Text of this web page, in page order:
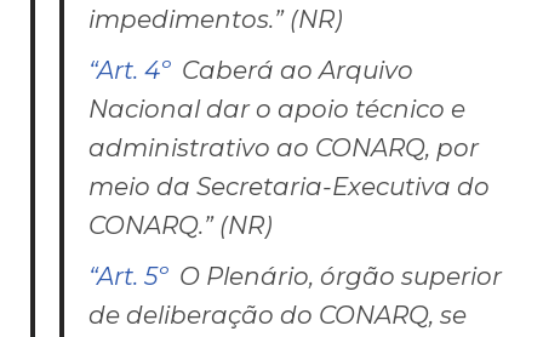
impedimentos.” (NR)
“Art. 4º Caberá ao Arquivo
Nacional dar o apoio técnico e
administrativo ao CONARQ, por
meio da Secretaria-Executiva do
CONARQ.” (NR)
“Art. 5ºO Plenário, órgão superior
de deliberação do CONARQ, se